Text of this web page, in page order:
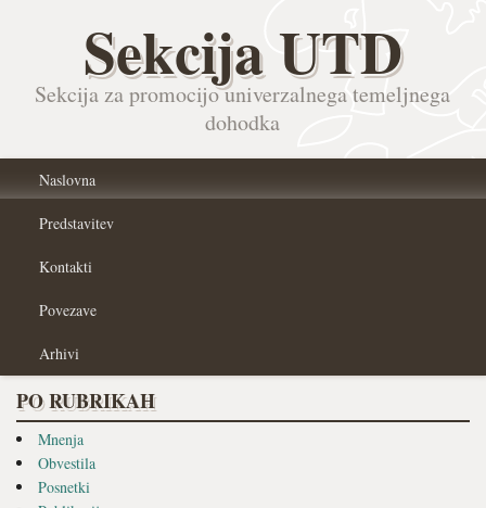
Sekcija UTD
Sekcija za promocijo univerzalnega temeljnega
dohodka
Naslovna
Predstavitev
Kontakti
Povezave
Arhivi
PO RUBRIKAH
Mnenja
Obvestila
Posnetki